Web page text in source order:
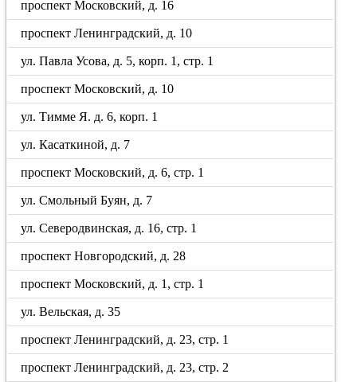
проспект Московский, д. 16
проспект Ленинградский, д. 10
ул. Павла Усова, д. 5, корп. 1, стр. 1
проспект Московский, д. 10
ул. Тимме Я. д. 6, корп. 1
ул. Касаткиной, д. 7
проспект Московский, д. 6, стр. 1
ул. Смольный Буян, д. 7
ул. Северодвинская, д. 16, стр. 1
проспект Новгородский, д. 28
проспект Московский, д. 1, стр. 1
ул. Вельская, д. 35
проспект Ленинградский, д. 23, стр. 1
проспект Ленинградский, д. 23, стр. 2